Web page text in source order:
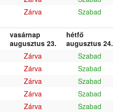
Zárva Szabad
vasárnap
augusztus 23.
hétfő
augusztus 24.
Zárva Szabad
Zárva Szabad
Zárva Szabad
Zárva Szabad
Zárva Szabad